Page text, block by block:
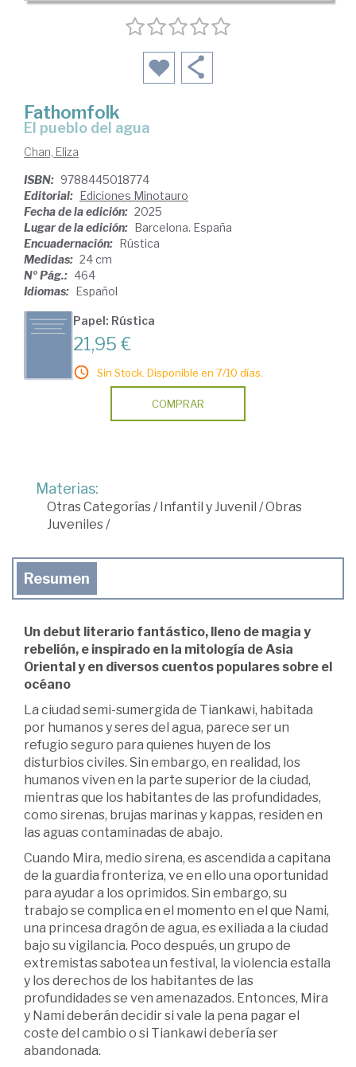
Fathomfolk
El pueblo del agua
Chan, Eliza
ISBN: 9788445018774
Editorial: Ediciones Minotauro
Fecha de la edición: 2025
Lugar de la edición: Barcelona. España
Encuadernación: Rústica
Medidas: 24 cm
Nº Pág.: 464
Idiomas: Español
Papel: Rústica
21,95 €
Sin Stock. Disponible en 7/10 días.
COMPRAR
Materias:
Otras Categorías/Infantil y Juvenil /Obras
Juveniles/
Resumen
Un debut literario fantástico, lleno de magia y
rebelión, e inspirado en la mitología de Asia
Oriental y en diversos cuentos populares sobre el
océano
La ciudad semi-sumergida de Tiankawi, habitada
por humanos y seres del agua, parece ser un
refugio seguro para quienes huyen de los
disturbios civiles. Sin embargo, en realidad, los
humanos viven en la parte superior de la ciudad,
mientras que los habitantes de las profundidades,
como sirenas, brujas marinas y kappas, residen en
las aguas contaminadas de abajo.
Cuando Mira, medio sirena, es ascendida a capitana
de la guardia fronteriza, ve en ello una oportunidad
para ayudar a los oprimidos. Sin embargo, su
trabajo se complica en el momento en el que Nami,
una princesa dragón de agua, es exiliada a la ciudad
bajo su vigilancia. Poco después, un grupo de
extremistas sabotea un festival, la violencia estalla
y los derechos de los habitantes de las
profundidades se ven amenazados. Entonces, Mira
y Nami deberán decidir si vale la pena pagar el
coste del cambio o si Tiankawi debería ser
abandonada.